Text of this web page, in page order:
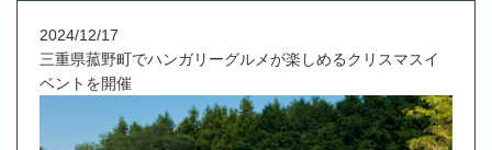
2024/12/17
三重県菰野町でハンガリーグルメが楽しめるクリスマスイ
ベントを開催